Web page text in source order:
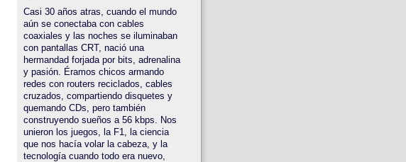
Casi 30 años atras, cuando el mundo
aún se conectaba con cables
coaxiales y las noches se iluminaban
con pantallas CRT, nació una
hermandad forjada por bits, adrenalina
y pasión. Éramos chicos armando
redes con routers reciclados, cables
cruzados, compartiendo disquetes y
quemando CDs, pero también
construyendo sueños a 56 kbps. Nos
unieron los juegos, la F1, la ciencia
que nos hacía volar la cabeza, y la
tecnología cuando todo era nuevo,